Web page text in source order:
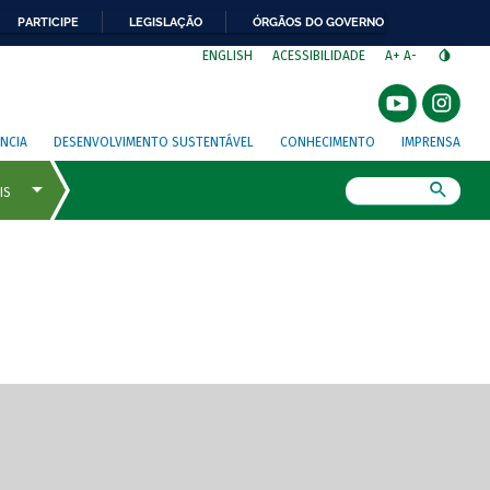
PARTICIPE LEGISLAÇÃO ÓRGÃOS DO GOVERNO
ENGLISH ACESSIBILIDADE A+ A-
DESENVOLVIMENTO SUSTENTÁVEL CONHECIMENTO IMPRENSA
de tela